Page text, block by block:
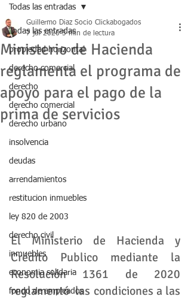
Todas las entradas
propiedad horizontal
derecho comercial
derecho
derecho comercial
derecho urbano
insolvencia
deudas
arrendamientos
restitucion inmuebles
ley 820 de 2003
derecho civil
inmuebles
economia solidaria
fondo de empleados
Todas las entradas
Ministerio de Hacienda
reglamenta el programa de
apoyo para el pago de la
prima de servicios
Guillermo Diaz Socio Clickabogados
7 jul 2020 3 min de lectura
El Ministerio de Hacienda y
Crédito Publico mediante la
Resolución 1361 de 2020
reglamentó  las condiciones a las